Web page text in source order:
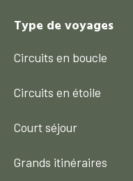
Type de voyages
Circuits en boucle
Circuits en étoile
Court séjour
Grands itinéraires